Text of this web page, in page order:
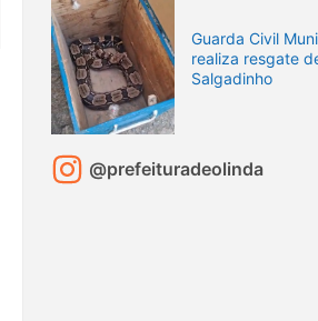
Guarda Civil
realiza resgate
Salgadinho
@prefeituradeolinda